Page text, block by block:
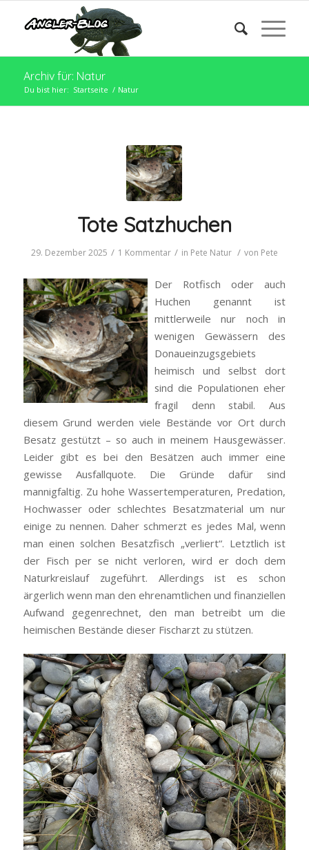
Archiv für: Natur
Du bist hier: Startseite / Natur
Tote Satzhuchen
29. Dezember 2025 / 1 Kommentar / in Pete Natur / von Pete
Der Rotfisch oder auch
Huchen genannt ist
mittlerweile nur noch in
wenigen Gewässern des
Donaueinzugsgebiets
heimisch und selbst dort
sind die Populationen eher
fragil denn stabil. Aus
diesem Grund werden viele Bestände vor Ort durch
Besatz gestützt – so auch in meinem Hausgewässer.
Leider gibt es bei den Besätzen auch immer eine
gewisse Ausfallquote. Die Gründe dafür sind
mannigfaltig. Zu hohe Wassertemperaturen, Predation,
Hochwasser oder schlechtes Besatzmaterial um nur
einige zu nennen. Daher schmerzt es jedes Mal, wenn
man einen solchen Besatzfisch „verliert“. Letztlich ist
der Fisch per se nicht verloren, wird er doch dem
Naturkreislauf zugeführt. Allerdings ist es schon
ärgerlich wenn man den ehrenamtlichen und finanziellen
Aufwand gegenrechnet, den man betreibt um die
heimischen Bestände dieser Fischarzt zu stützen.